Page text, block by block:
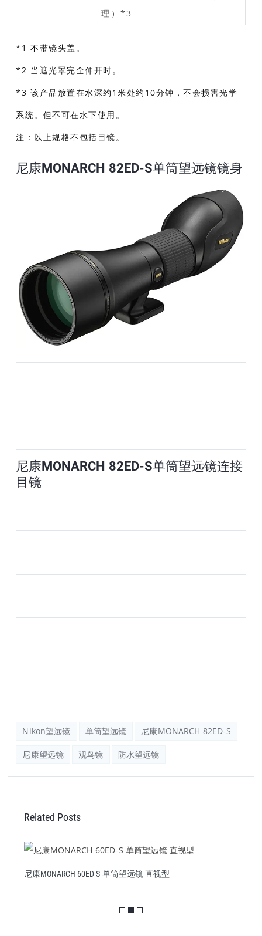
理）*3
*1 不带镜头盖。
*2 当遮光罩完全伸开时。
*3 该产品放置在水深约1米处约10分钟，不会损害光学
系统。但不可在水下使用。
注：以上规格不包括目镜。
尼康MONARCH 82ED-S单筒望远镜镜身
尼康MONARCH 82ED-S单筒望远镜连接
目镜
Nikon望远镜 单筒望远镜 尼康MONARCH 82ED-S
尼康望远镜 观鸟镜 防水望远镜
Related Posts
尼康MONARCH 60ED-S 单筒望远镜 直视型